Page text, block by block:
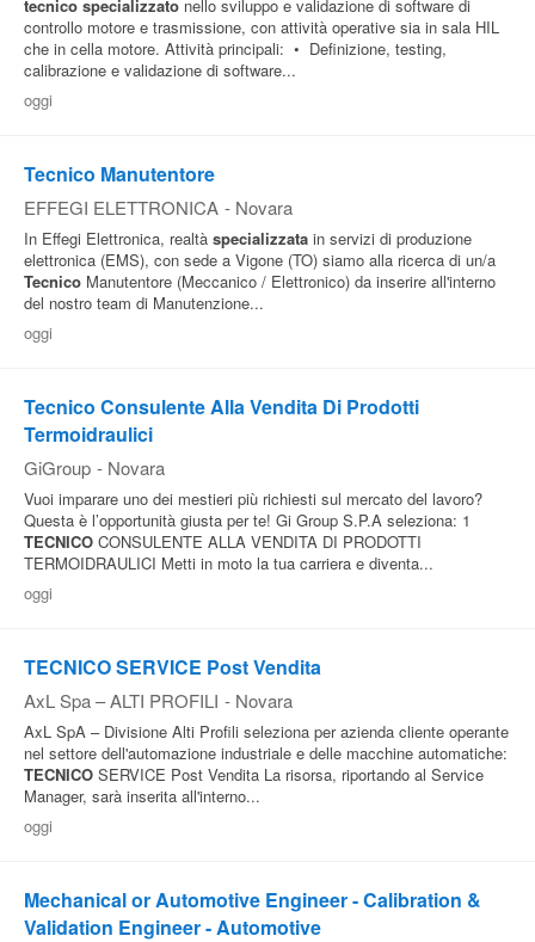
tecnico specializzato nello sviluppo e validazione di software di
controllo motore e trasmissione, con attività operative sia in sala HIL
che in cella motore. Attività principali: • Definizione, testing,
calibrazione e validazione di software...
oggi
Tecnico Manutentore
EFFEGI ELETTRONICA - Novara
In Effegi Elettronica, realtà specializzata in servizi di produzione
elettronica (EMS), con sede a Vigone (TO) siamo alla ricerca di un/a
Tecnico Manutentore (Meccanico / Elettronico) da inserire all'interno
del nostro team di Manutenzione...
oggi
Tecnico Consulente Alla Vendita Di Prodotti
Termoidraulici
GiGroup - Novara
Vuoi imparare uno dei mestieri più richiesti sul mercato del lavoro?
Questa è l’opportunità giusta per te! Gi Group S.P.A seleziona: 1
TECNICO CONSULENTE ALLA VENDITA DI PRODOTTI
TERMOIDRAULICI Metti in moto la tua carriera e diventa...
oggi
TECNICO SERVICE Post Vendita
AxL Spa – ALTI PROFILI - Novara
AxL SpA – Divisione Alti Profili seleziona per azienda cliente operante
nel settore dell'automazione industriale e delle macchine automatiche:
TECNICO SERVICE Post Vendita La risorsa, riportando al Service
Manager, sarà inserita all'interno...
oggi
Mechanical or Automotive Engineer - Calibration &
Validation Engineer - Automotive